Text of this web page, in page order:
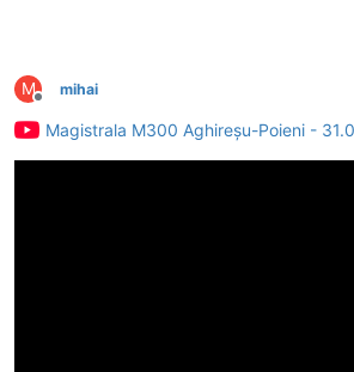
M
Deconectat
mihai
Magistrala M300 Aghireșu-Poieni -